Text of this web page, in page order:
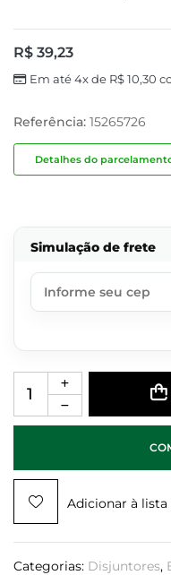
R$ 39,23
Em até 4x de R$10,30
Referência: 15265726
Detalhes do
Simulação de frete
Adicionar à lista
Categorias: Disjuntores,